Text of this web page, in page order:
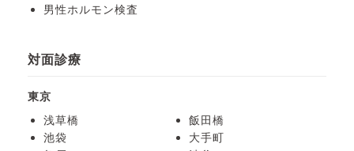
男性ホルモン検査
対面診療
東京
浅草橋
飯田橋
池袋
大手町